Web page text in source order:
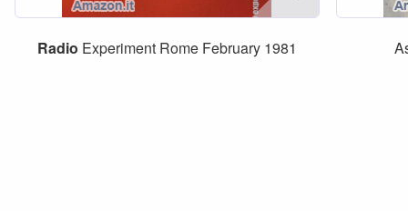
Radio Experiment Rome February 1981